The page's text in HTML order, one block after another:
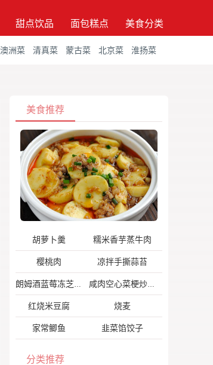
甜点饮品 面包糕点 美食分类
澳洲菜 清真菜 蒙古菜 北京菜 淮扬菜
美食推荐
胡萝卜羹 糯米香芋蒸牛肉
樱桃肉 凉拌手撕蒜苔
朗姆酒蓝莓冻芝士 咸肉空心菜梗炒花菜
红烧米豆腐 烧麦
家常鲫鱼 韭菜馅饺子
分类推荐